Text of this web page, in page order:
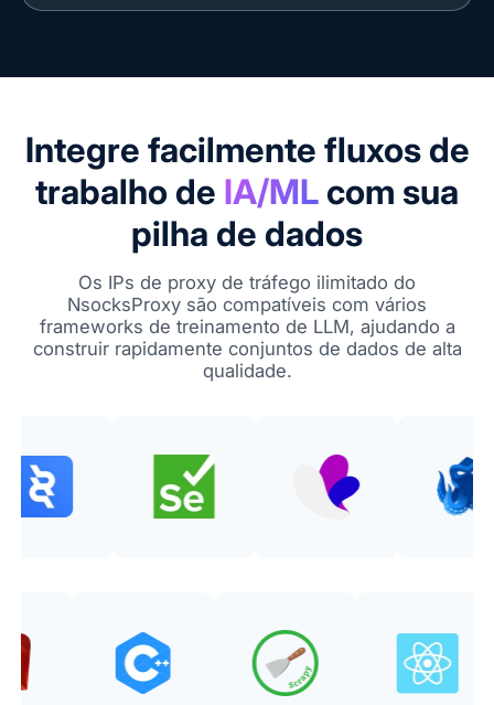
Integre facilmente fluxos de
trabalho de IA/ML com sua
pilha de dados
Os IPs de proxy de tráfego ilimitado do
NsocksProxy são compatíveis com vários
frameworks de treinamento de LLM, ajudando a
construir rapidamente conjuntos de dados de alta
qualidade.